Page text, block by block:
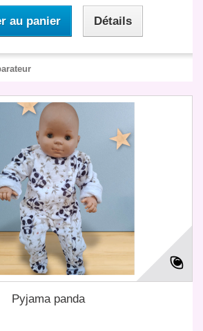
au panier Détails
Pyjama panda